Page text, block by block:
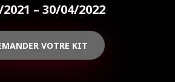
– 30/04/2022
VOTRE KIT